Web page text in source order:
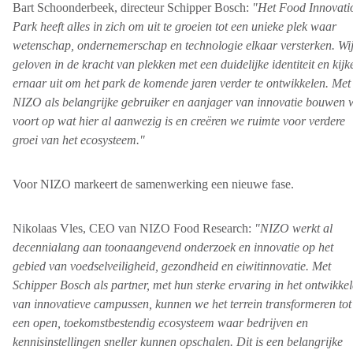
Bart Schoonderbeek, directeur Schipper Bosch: "Het Food
Park heeft alles in zich om uit te groeien tot een unieke plek waar
wetenschap, ondernemerschap en technologie elkaar versterken. Wij
geloven in de kracht van plekken met een duidelijke identiteit en
ernaar uit om het park de komende jaren verder te ontwikkelen. Met
NIZO als belangrijke gebruiker en aanjager van innovatie bouwen
voort op wat hier al aanwezig is en creëren we ruimte voor verdere
groei van het ecosysteem."
Voor NIZO markeert de samenwerking een nieuwe fase.
Nikolaas Vles, CEO van NIZO Food Research: "NIZO werkt al
decennialang aan toonaangevend onderzoek en innovatie op het
gebied van voedselveiligheid, gezondheid en eiwitinnovatie. Met
Schipper Bosch als partner, met hun sterke ervaring in het
van innovatieve campussen, kunnen we het terrein transformeren tot
een open, toekomstbestendig ecosysteem waar bedrijven en
kennisinstellingen sneller kunnen opschalen. Dit is een belangrijke